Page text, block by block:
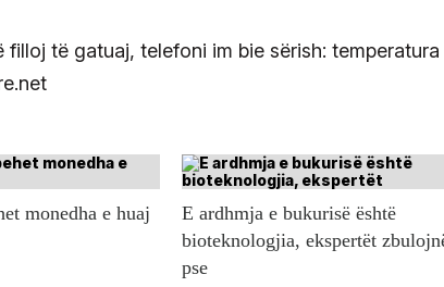
të gatuaj, telefoni im bie sërish: temperatura
monedha e huaj
E ardhmja e bukurisë është
bioteknologjia, ekspertët
pse